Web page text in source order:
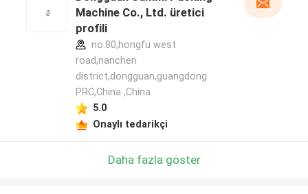
Machine Co., Ltd. üretici
profili
no.80,hongfu west
road,nanchen
district,dongguan,guangdong
PRC,China ,China
5.0
Onaylı tedarikçi
Daha fazla göster